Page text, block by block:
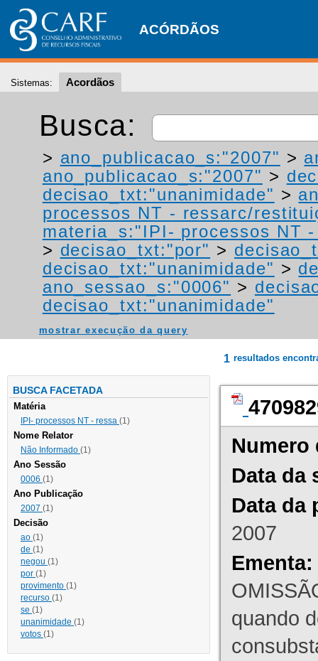
ACÓRDÃOS
Sistemas: Acordãos
Busca:
> ano_publicacao_s:"2007" >
ano_publicacao_s:"2007" >
decisao_txt:"unanimidade" >
processos NT - ressarc/
materia_s:"IPI- processos NT
> decisao_txt:"por" >
decisao_txt:"unanimidade" >
ano_sessao_s:"0006" >
decisao_txt:"unanimidade"
mostrar execução da query
BUSCA FACETADA
Matéria
IPI- processos NT - ressa (1)
Nome Relator
Não Informado (1)
Ano Sessão
0006 (1)
Ano Publicação
2007 (1)
Decisão
ao (1)
de (1)
negou (1)
por (1)
provimento (1)
recurso (1)
se (1)
unanimidade (1)
votos (1)
1 resultados
Numero
Data da
Data da
2007
Ementa:
quando